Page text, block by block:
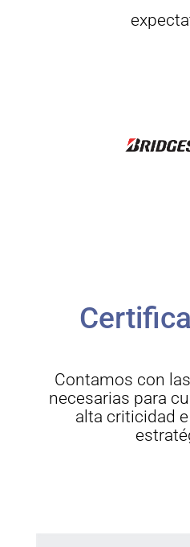
Contamos con
necesarias para
alta criticidad